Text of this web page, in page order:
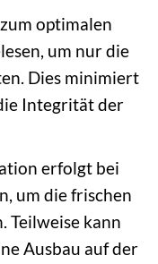
optimalen
um nur die
Dies minimiert
Integrität der
erfolgt bei
um die frischen
Teilweise kann
Ausbau auf der